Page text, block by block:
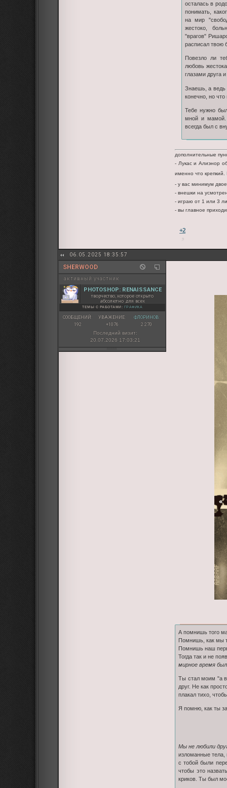
осталась в
понимать,
на мир
жестоко,
"врагов"
расписал твою
Повезло ли
любовь
глазами друга
Знаешь, а ведь
конечно, но что
Тебе нужно
мной и мамой.
всегда был с
дополнительные
- Лукас и Алиэнор
именно что
- у вас минимум
- внешки на
- играю от 1 или 3
- вы главное
+2
06.05.2025 18:35:57
SHERWOOD
активный участник
PHOTOSHOP: RENAISSANCE
творчество, которое открыто
абсолютно для всех
ТЕМЫ С РАБОТАМИ: ГРАФИКА
СООБЩЕНИЙ:
192
УВАЖЕНИЕ:
+1076
ФЛОРИНОВ:
2 270
Последний визит:
20.07.2026 17:03:21
А помнишь того
Помнишь, как мы
Помнишь наш
Тогда так и не
мирное время
Ты стал моим "а
друг. Не как
плакал тихо,
Я помню, как ты
Мы не любили
изломанные тела,
с тобой были
чтобы это
криков. Ты был